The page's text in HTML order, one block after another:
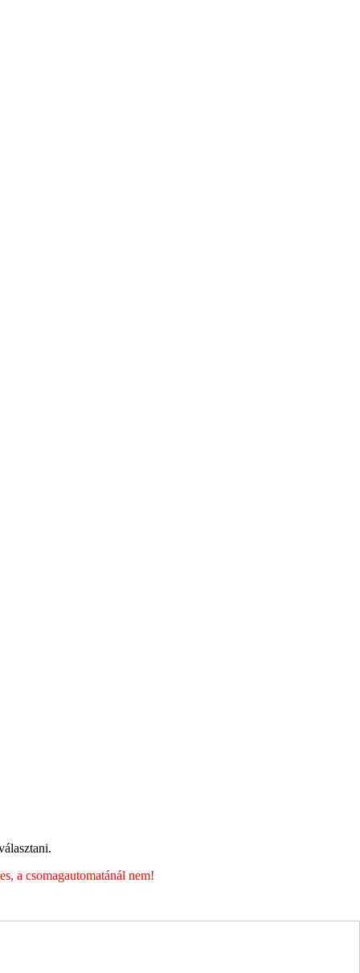
a csomagautomatánál nem!